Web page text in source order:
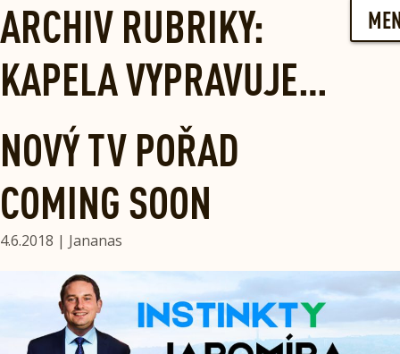
Skip
to
content
ARCHIV RUBRIKY:
KAPELA VYPRAVUJE…
NOVÝ TV POŘAD
COMING SOON
4.6.2018 | Jananas